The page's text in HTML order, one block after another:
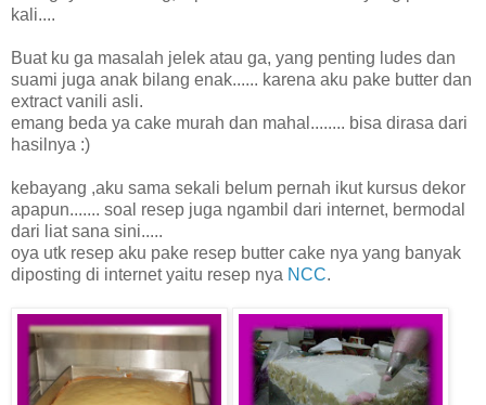
kali....
Buat ku ga masalah jelek atau ga, yang penting ludes dan
suami juga anak bilang enak...... karena aku pake butter dan
extract vanili asli.
emang beda ya cake murah dan mahal........ bisa dirasa dari
hasilnya :)
kebayang ,aku sama sekali belum pernah ikut kursus dekor
apapun....... soal resep juga ngambil dari internet, bermodal
dari liat sana sini.....
oya utk resep aku pake resep butter cake nya yang banyak
diposting di internet yaitu resep nya NCC.